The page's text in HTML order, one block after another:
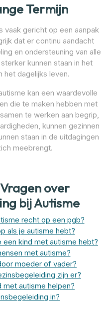
Termijn
vaak gericht op een aanpak
dat er continu aandacht
en ondersteuning van alle
kunnen staan in het
het dagelijks leven.
kan een waardevolle
die te maken hebben met
te werken aan begrip,
kunnen gezinnen
staan in de uitdagingen
meebrengt.
over
bij Autisme
recht op een pgb?
als je autisme hebt?
een kind met autisme hebt?
met autisme?
moeder of vader?
zijn er?
met autisme helpen?
in?